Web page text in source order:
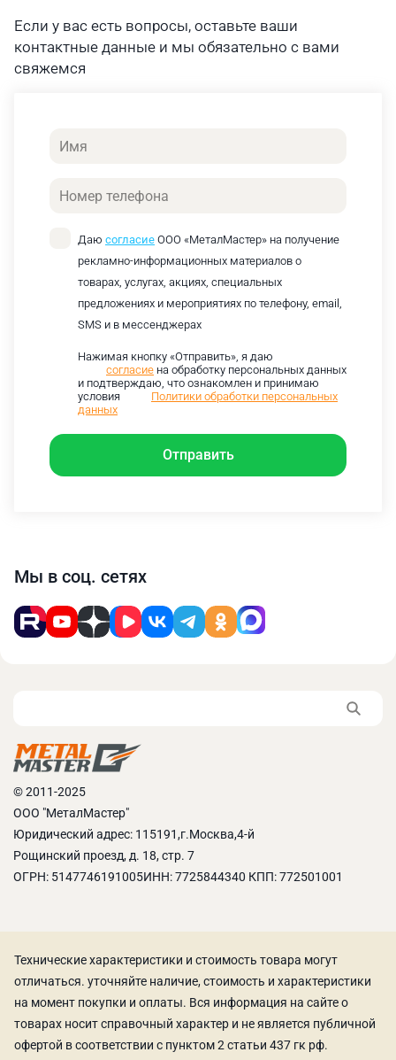
Если у вас есть вопросы, оставьте ваши
контактные данные и мы обязательно с вами
свяжемся
Имя
Телефон
Даю согласие ООО «МеталМастер» на получение
рекламно-информационных материалов о
товарах, услугах, акциях, специальных
предложениях и мероприятиях по телефону, email,
SMS и в мессенджерах
Нажимая кнопку «Отправить», я даю
согласие на обработку персональных данных
и подтверждаю, что ознакомлен и принимаю
условия
Политики обработки персональных
данных
Отправить
Мы в соц. сетях
© 2011-2025
ООО "МеталМастер"
Юридический адрес: 115191,г.Москва,4-й
Рощинский проезд, д. 18, стр. 7
ОГРН: 5147746191005ИНН: 7725844340 КПП: 772501001
Технические характеристики и стоимость товара могут
отличаться. уточняйте наличие, стоимость и характеристики
на момент покупки и оплаты. Вся информация на сайте о
товарах носит справочный характер и не является публичной
офертой в соответствии с пунктом 2 статьи 437 гк рф.